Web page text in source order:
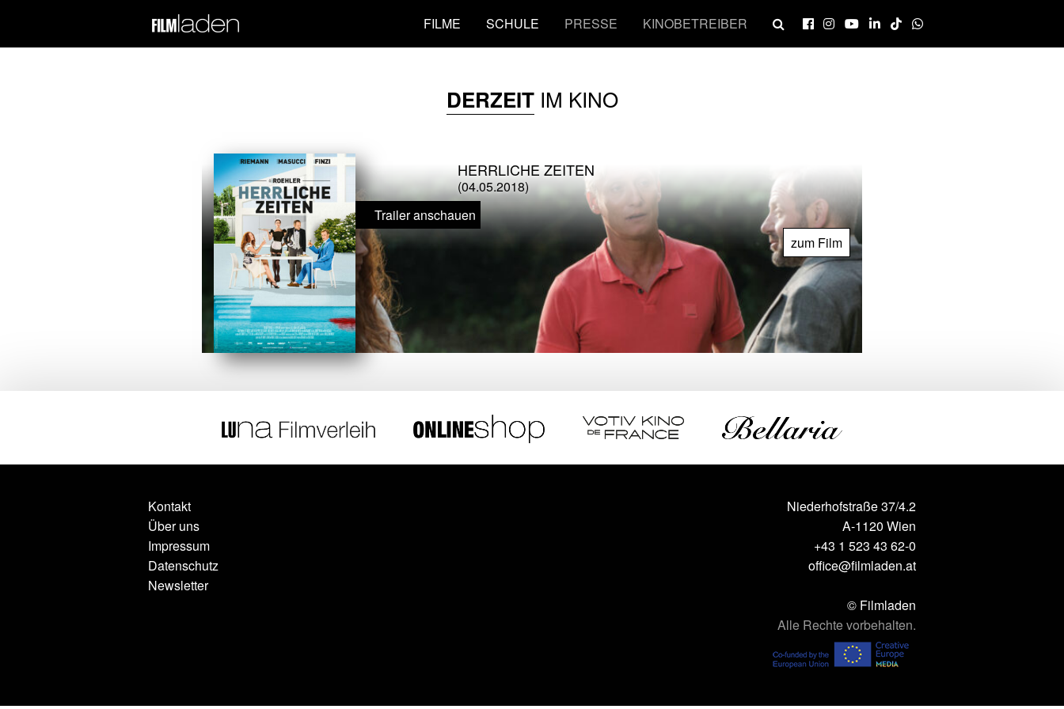
FILME SCHULE PRESSE KINOBETREIBER
DERZEITIM KINO
HERRLICHE ZEITEN
(04.05.2018)
Trailer anschauen
zum Film
Kontakt
Über uns
Impressum
Datenschutz
Newsletter
Niederhofstraße 37/4.2
A-1120 Wien
+43 1 523 43 62-0
office@filmladen.at
© Filmladen
Alle Rechte vorbehalten.